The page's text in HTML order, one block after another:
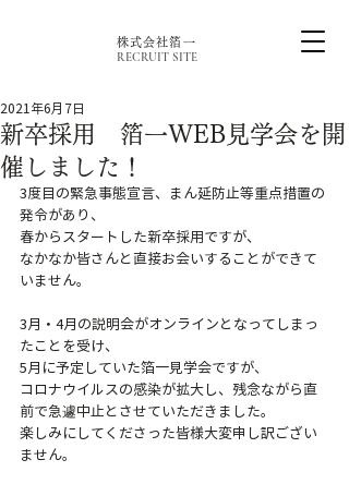
株式会社箔一
RECRUIT SITE
新卒採用 箔一WEB見学会を開
催しました！
2021年6月7日
3度目の緊急事態宣言、まん延防止等重点措置の
発令があり、
春からスタートした新卒採用ですが、
なかなか皆さんと直接お会いすることができて
いません。
3月・4月の説明会がオンラインとなってしまっ
たことを受け、
5月に予定していた箔一見学会ですが、
コロナウイルスの感染が拡大し、残念ながら直
前で急遽中止とさせていただきました。
楽しみにしてくださった皆様大変申し訳ござい
ません。